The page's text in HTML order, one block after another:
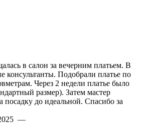
в салон за вечерним платьем. В
консультанты. Подобрали платье по
Через 2 недели платье было
размер). Затем мастер
посадку до идеальной. Спасибо за
—